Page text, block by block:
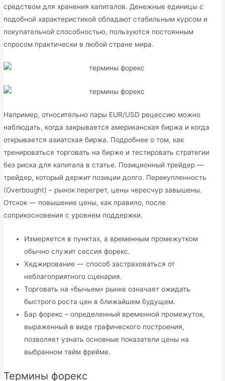
средством для хранения капиталов. Денежные единицы с
подобной характеристикой обладают стабильным курсом и
покупательной способностью, пользуются постоянным
спросом практически в любой стране мира.
Например, относительно пары EUR/USD рецессию можно
наблюдать, когда закрывается американская биржа и когда
открывается азиатская биржа. Подробнее о том, как
тренироваться торговать на бирже и тестировать стратегии
без риска для капитала в статье. Позиционный трейдер —
трейдер, который держит позиции долго. Перекупленность
(Оverbought) – рынок перегрет, цены чересчур завышены.
Отскок — повышение цены, как правило, после
соприкосновения с уровнем поддержки.
Измеряется в пунктах, а временным промежутком
обычно служит сессия форекс.
Хеджирование — способ застраховаться от
неблагоприятного сценария.
Торговать на «бычьем» рынке означает ожидать
быстрого роста цен в ближайшем будущем.
Бар форекс – определенный временной промежуток,
выраженный в виде графического построения,
позволяет узнать основные показатели цены на
выбранном тайм фрейме.
Термины форекс